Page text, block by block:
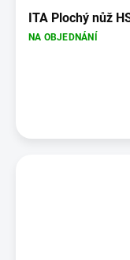
ITA Plochý nůž
NA OBJEDNÁNÍ